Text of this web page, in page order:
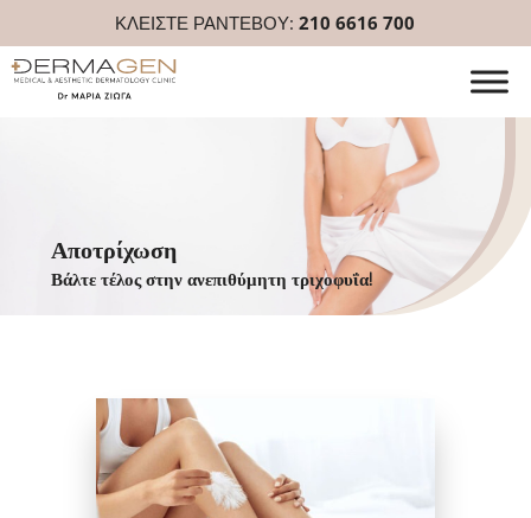
ΚΛΕΙΣΤΕ ΡΑΝΤΕΒΟΥ:210 6616 700
Αποτρίχωση
Βάλτε τέλος στην ανεπιθύμητη τριχοφυΐα!